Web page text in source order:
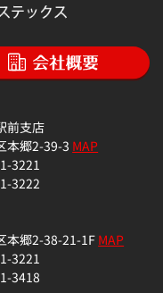
前支店
本郷2-39-3 MAP
3221
3222
本郷2-38-21-1FMAP
3221
3418